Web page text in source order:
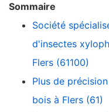
Sommaire
Société
d'insectes
Flers (61100)
Plus de
bois à Flers (61)